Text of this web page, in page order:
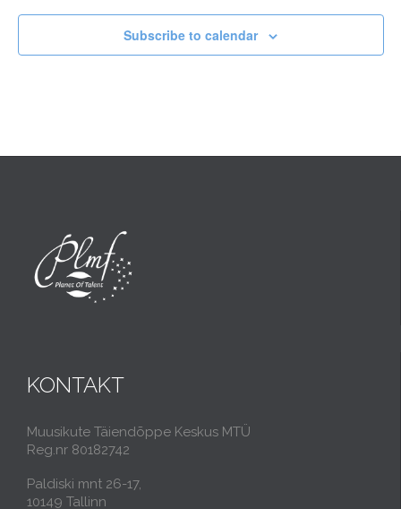
Subscribe to calendar
KONTAKT
Muusikute Täiendõppe Keskus MTÜ
Reg.nr 80182742
Paldiski mnt 26-17,
10149 Tallinn